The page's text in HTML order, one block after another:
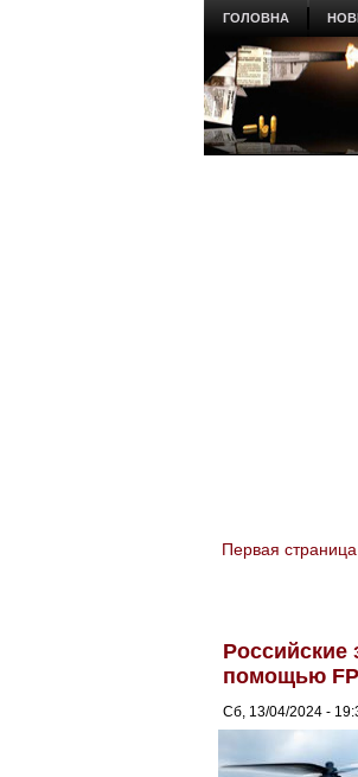
ГОЛОВНА
You are here
Первая страница
Российские
помощью
Сб, 13/04/2024 -